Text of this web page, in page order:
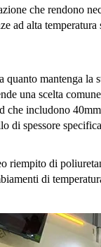
che rendono
ad alta
mantenga
una scelta
che includono
di spessore
riempito di
di